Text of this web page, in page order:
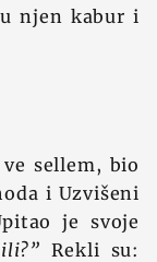
njen kabur i
sellem, bio
i Uzvišeni
je svoje
Rekli su: